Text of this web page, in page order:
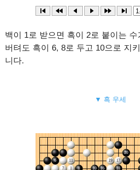
백이 1로 받으면 흑이 2로 붙이는
버텨도 흑이 6, 8로 두고 10으로 지
니다.
▼ 흑 우세